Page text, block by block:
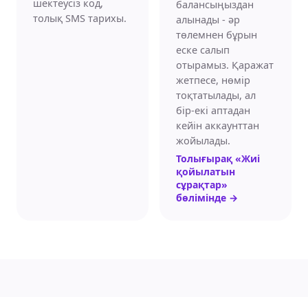
шектеусіз код,
толық SMS тарихы.
балансыңыздан
алынады - әр
төлемнен бұрын
еске салып
отырамыз. Қаражат
жетпесе, нөмір
тоқтатылады, ал
бір-екі аптадан
кейін аккаунттан
жойылады.
Толығырақ «Жиі
қойылатын
сұрақтар»
бөлімінде →